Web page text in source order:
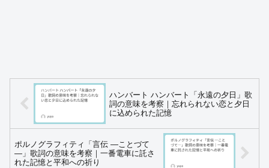
ハンバート ハンバート「永遠の夕日」歌
詞の意味を考察｜忘れられない恋と夕日
に込められた記憶
ポルノグラフィティ「言伝 ―ことづて
―」歌詞の意味を考察｜一番電車に託さ
れた記憶と平和への祈り